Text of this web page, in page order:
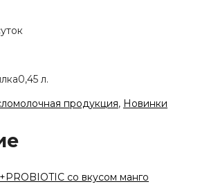
0,45 л.
продукция, Новинки